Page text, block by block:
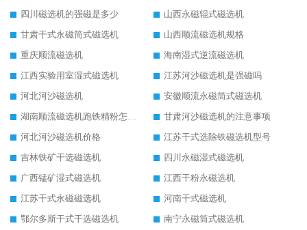
四川磁选机的强磁是多少
山西永磁辊式磁选机
甘肃干式永磁筒式磁选机
山西顺流磁选机规格
重庆顺流磁选机
海南湿式逆流磁选机
江西实验用室湿式磁选机
江苏河沙磁选机是强磁吗
河北河沙磁选机
安徽顺流永磁筒式磁选机
湖南顺流磁选机跑铁精粉怎么处理
甘肃河沙磁选机的注意事项
河北河沙磁选机价格
江苏干式选除铁磁选机型号
吉林铁矿干选磁选机
四川永磁湿式磁选机
广西锰矿湿式磁选机
江西干粉永磁选机
江苏干式永磁磁选机
河南干式磁选机
鄂尔多斯干式干选磁选机
南宁永磁筒式磁选机